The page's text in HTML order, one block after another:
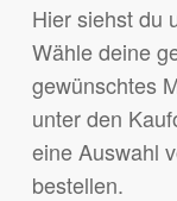
Hier siehst du
Wähle deine
gewünschtes
unter den
eine Auswahl
bestellen.